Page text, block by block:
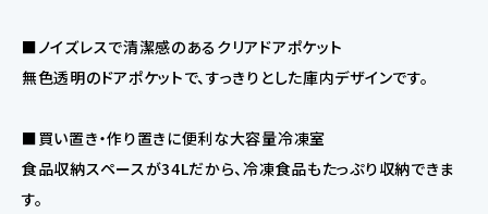
■ノイズレスで清潔感のあるクリアドアポケット
無色透明のドアポケットで、すっきりとした庫内デザインです。
■買い置き・作り置きに便利な大容量冷凍室
食品収納スペースが34Lだから、冷凍食品もたっぷり収納できま
す。